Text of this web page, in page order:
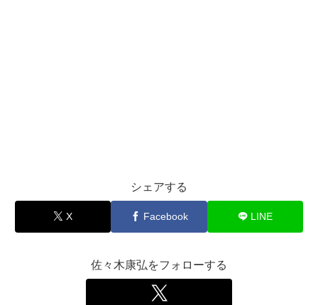
シェアする
X Facebook LINE
佐々木康弘をフォローする